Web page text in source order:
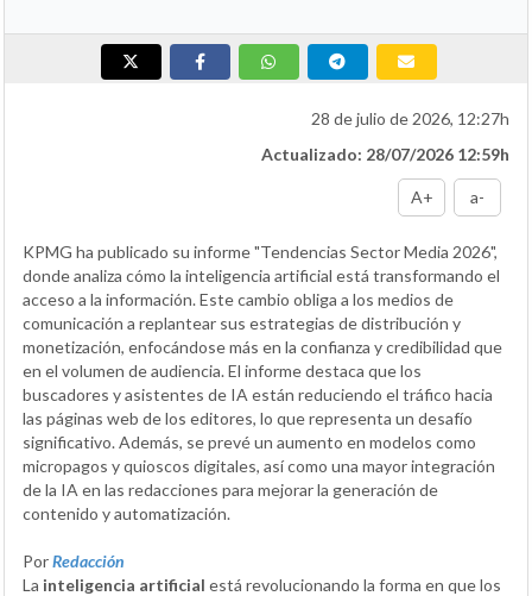
28 de julio de 2026, 12:27h
Actualizado: 28/07/2026 12:59h
A+ a-
KPMG ha publicado su informe "Tendencias Sector Media 2026",
donde analiza cómo la inteligencia artificial está transformando el
acceso a la información. Este cambio obliga a los medios de
comunicación a replantear sus estrategias de distribución y
monetización, enfocándose más en la confianza y credibilidad que
en el volumen de audiencia. El informe destaca que los
buscadores y asistentes de IA están reduciendo el tráfico hacia
las páginas web de los editores, lo que representa un desafío
significativo. Además, se prevé un aumento en modelos como
micropagos y quioscos digitales, así como una mayor integración
de la IA en las redacciones para mejorar la generación de
contenido y automatización.
PorRedacción
La inteligencia artificial está revolucionando la forma en que los